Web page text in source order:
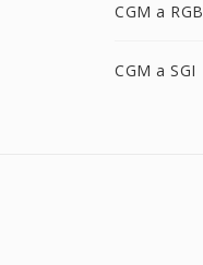
CGM a RGB
CGM a SGI